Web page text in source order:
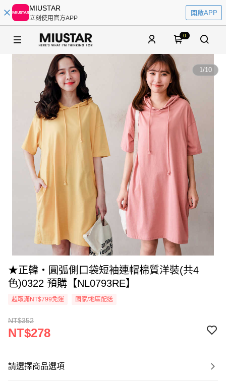
MIUSTAR
立刻使用官方APP
開啟APP
0
1/10
★正韓‧圓弧側口袋短袖連帽棉質洋裝(共4
色)0322 預購【NL0793RE】
超取滿NT$799免運 國家/地區配送
NT$352
NT$278
請選擇商品選項